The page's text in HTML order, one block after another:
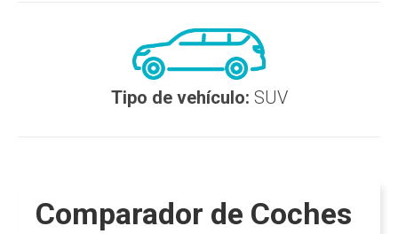
Tipo de vehículo: SUV
Comparador de Coches